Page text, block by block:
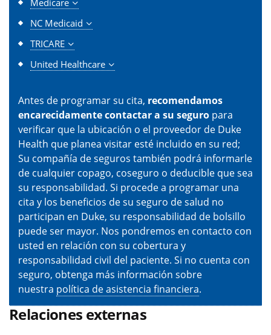
Medicare
NC Medicaid
TRICARE
United Healthcare
Antes de programar su cita, recomendamos
encarecidamente contactar a su seguro para
verificar que la ubicación o el proveedor de Duke
Health que planea visitar esté incluido en su red;
Su compañía de seguros también podrá informarle
de cualquier copago, coseguro o deducible que sea
su responsabilidad. Si procede a programar una
cita y los beneficios de su seguro de salud no
participan en Duke, su responsabilidad de bolsillo
puede ser mayor. Nos pondremos en contacto con
usted en relación con su cobertura y
responsabilidad civil del paciente. Si no cuenta con
seguro, obtenga más información sobre
nuestra política de asistencia financiera.
Relaciones externas